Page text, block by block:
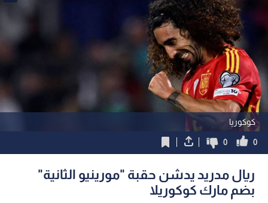
كوكوريا
0
0
ريال مدريد يدشن حقبة "مورينيو الثانية"
بضم مارك كوكوريلا